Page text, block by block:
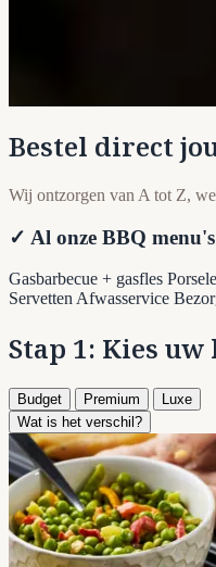
Bestel direct
Wij ontzorgen van A tot Z,
✓ Al onze BBQ
Gasbarbecue + gasfles
ServettenAfwasservice
Stap 1: Kies
Budget Premium
Luxe
Wat is het verschil?